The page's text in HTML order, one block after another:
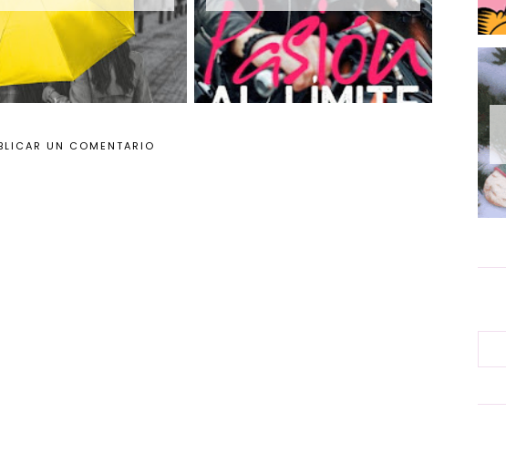
UN COMENTARIO